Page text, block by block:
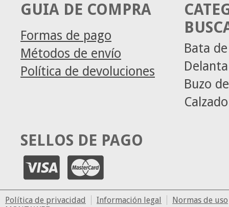
GUIA DE COMPRA
Formas de pago
Métodos de envío
Política de devoluciones
Bata
Buzo
SELLOS DE PAGO
Política de privacidad Información legal
Normas de uso